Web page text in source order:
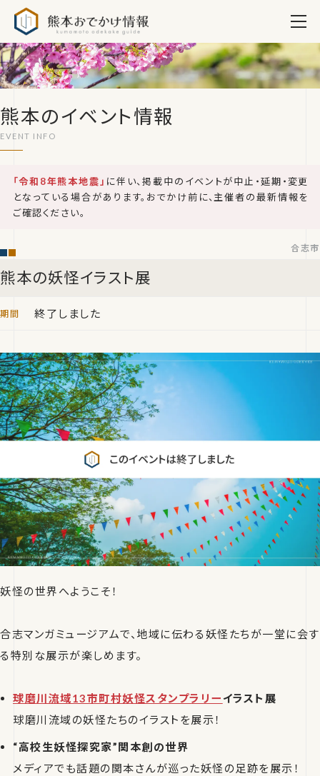
熊本のイベント情報
「令和8年熊本地震」 に伴い、掲載中のイベントが中止・延期・変更
となっている場合があります。おでかけ前に、主催者の最新情報を
ご確認ください。
熊本の妖怪イラスト展
合志市
終了しました
妖怪の世界へようこそ！
合志マンガミュージアムで、地域に伝わる妖怪たちが一堂に会す
る特別な展示が楽しめます。
球磨川流域13市町村妖怪スタンプラリー イラスト展
球磨川流域の妖怪たちのイラストを展示！
“高校生妖怪探究家”関本創の世界
メディアでも話題の関本さんが巡った妖怪の足跡を展示！